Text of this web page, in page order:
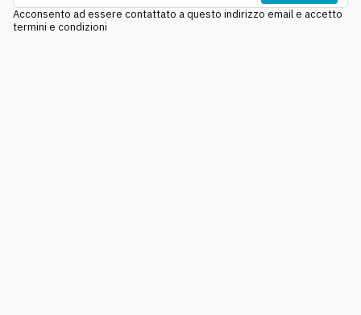
Acconsento ad essere contattato a questo indirizzo email e accetto
termini e condizioni